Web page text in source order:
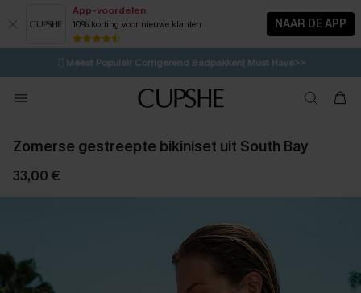
App-voordelen
10% korting voor nieuwe klanten NAAR DE APP
⚡️LAATSTE KANS | Tot 50% korting>>
🩱Meest Populair Corrigerend Badpakken| Must Have>>
💌Abonneer je & ontvang tot 15% korting>>
Koop 3, krijg 15% korting | CODE: SW15
Zomerse gestreepte bikiniset uit South Bay
33,00 €